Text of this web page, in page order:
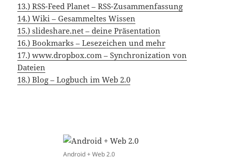
13.) RSS-Feed Planet – RSS-Zusammenfassung
14.) Wiki – Gesammeltes Wissen
15.) slideshare.net – deine Präsentation
16.) Bookmarks – Lesezeichen und mehr
17.) www.dropbox.com – Synchronization von
Dateien
18.) Blog – Logbuch im Web 2.0
Android + Web 2.0